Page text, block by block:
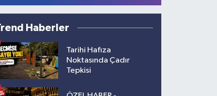
Devam
10 bin
lira ceza
Haberler
Tarihi Hafıza
Noktasında Çadır
Tepkisi